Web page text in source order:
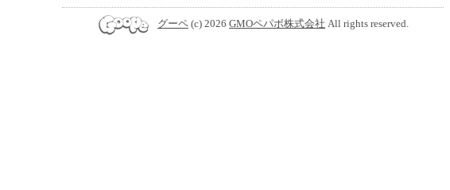
グーペ (c) 2026 GMOペパボ株式会社 All rights reserved.